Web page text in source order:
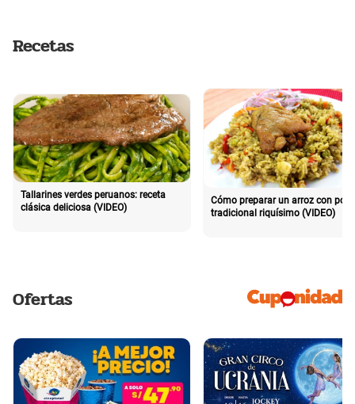
Recetas
Tallarines verdes peruanos: receta
clásica deliciosa (VIDEO)
Cómo preparar un arroz con pollo
tradicional riquísimo (VIDEO)
Ofertas